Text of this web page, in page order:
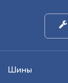
Шины